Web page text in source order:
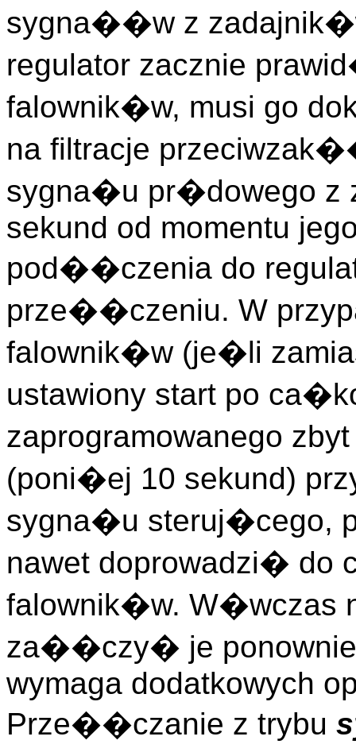
sygna��w z
regulator zacznie
falownik�w, musi go
na filtracje
sygna�u pr�dowego z
sekund od momentu
pod��czenia do
prze��czeniu. W
falownik�w (je�li
ustawiony start po
zaprogramowanego
(poni�ej 10 sekund)
sygna�u steruj�cego,
nawet doprowadzi� do
falownik�w. W�wczas
za��czy� je
wymaga dodatkowych
Prze��czanie z trybu